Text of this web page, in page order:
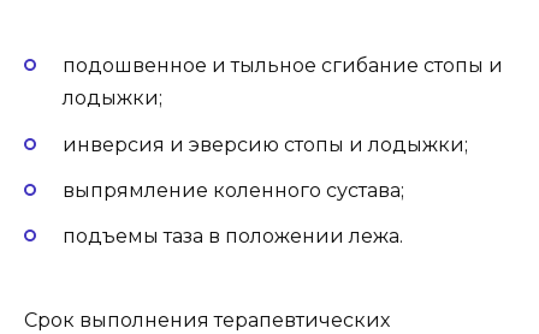
подошвенное и тыльное сгибание стопы и
лодыжки;
инверсия и эверсию стопы и лодыжки;
выпрямление коленного сустава;
подъемы таза в положении лежа.
Срок выполнения терапевтических